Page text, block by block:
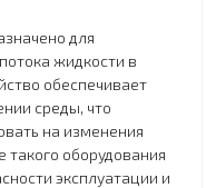
для
жидкости в
обеспечивает
среды, что
на изменения
оборудования
эксплуатации и